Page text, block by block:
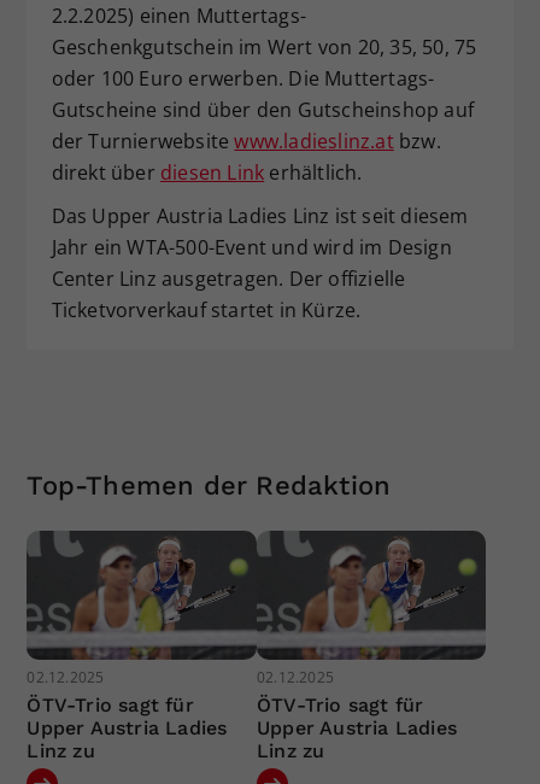
2.2.2025) einen Muttertags-
Geschenkgutschein im Wert von 20, 35, 50, 75
oder 100 Euro erwerben. Die Muttertags-
Gutscheine sind über den Gutscheinshop auf
der Turnierwebsitewww.ladieslinz.atbzw.
direkt über diesen Link erhältlich.
Das Upper Austria Ladies Linz ist seit diesem
Jahr ein WTA-500-Event und wird im Design
Center Linz ausgetragen. Der offizielle
Ticketvorverkauf startet in Kürze.
Top-Themen der Redaktion
02.12.2025
ÖTV-Trio sagt für
Upper Austria Ladies
Linz zu
02.12.2025
ÖTV-Trio sagt für
Upper Austria Ladies
Linz zu